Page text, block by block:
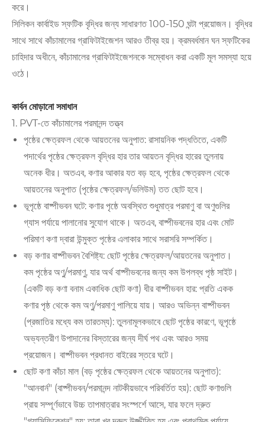
করে।
সিলিকন কার্বাইড স্ফটিক বৃদ্ধির জন্য সাধারণত 100-150 ঘন্টা প্রয়োজন। বৃদ্ধির
সাথে সাথে কাঁচামালের গ্রাফিটাইজেশন আরও তীব্র হয়। ক্রমবর্ধমান ঘন স্ফটিকের
চাহিদার অধীনে, কাঁচামালের গ্রাফিটাইজেশনকে সম্বোধন করা একটি মূল সমস্যা হয়ে
ওঠে।
কার্বন মোড়ানো সমাধান
1. PVT-তে কাঁচামালের পরমানন্দ তত্ত্ব
পৃষ্ঠের ক্ষেত্রফল থেকে আয়তনের অনুপাত: রাসায়নিক পদ্ধতিতে, একটি
পদার্থের পৃষ্ঠের ক্ষেত্রফল বৃদ্ধির হার তার আয়তন বৃদ্ধির হারের তুলনায়
অনেক ধীর। অতএব, কণার আকার যত বড় হবে, পৃষ্ঠের ক্ষেত্রফল থেকে
আয়তনের অনুপাত (পৃষ্ঠের ক্ষেত্রফল/ভলিউম) তত ছোট হবে।
ভূপৃষ্ঠে বাষ্পীভবন ঘটে: কণার পৃষ্ঠে অবস্থিত শুধুমাত্র পরমাণু বা অণুগুলির
গ্যাস পর্যায়ে পালানোর সুযোগ থাকে। অতএব, বাষ্পীভবনের হার এবং মোট
পরিমাণ কণা দ্বারা উন্মুক্ত পৃষ্ঠের এলাকার সাথে সরাসরি সম্পর্কিত।
বড় কণার বাষ্পীভবন বৈশিষ্ট্য: ছোট পৃষ্ঠের ক্ষেত্রফল/আয়তনের অনুপাত।
কম পৃষ্ঠের অণু/পরমাণু, যার অর্থ বাষ্পীভবনের জন্য কম উপলব্ধ পৃষ্ঠ সাইট।
(একটি বড় কণা বনাম একাধিক ছোট কণা) ধীর বাষ্পীভবন হার: প্রতি একক
কণার পৃষ্ঠ থেকে কম অণু/পরমাণু পালিয়ে যায়। আরও অভিন্ন বাষ্পীভবন
(প্রজাতির মধ্যে কম তারতম্য): তুলনামূলকভাবে ছোট পৃষ্ঠের কারণে, ভূপৃষ্ঠে
অভ্যন্তরীণ উপাদানের বিস্তারের জন্য দীর্ঘ পথ এবং আরও সময়
প্রয়োজন। বাষ্পীভবন প্রধানত বাইরের স্তরে ঘটে।
ছোট কণা কাঁচা মাল (বড় পৃষ্ঠের ক্ষেত্রফল থেকে আয়তনের অনুপাত):
"আনবার্ন" (বাষ্পীভবন/পরমানন্দ নাটকীয়ভাবে পরিবর্তিত হয়): ছোট কণাগুলি
প্রায় সম্পূর্ণভাবে উচ্চ তাপমাত্রার সংস্পর্শে আসে, যার ফলে দ্রুত